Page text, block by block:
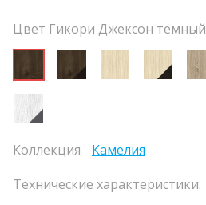
Цвет Гикори Джексон темный
Коллекция
Камелия
Технические характеристики: